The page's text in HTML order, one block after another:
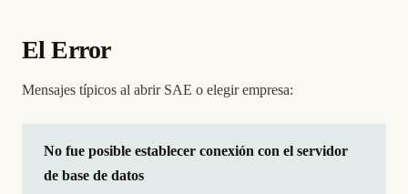
El Error
Mensajes típicos al abrir SAE o elegir empresa:
No fue posible establecer conexión con el servidor
de base de datos